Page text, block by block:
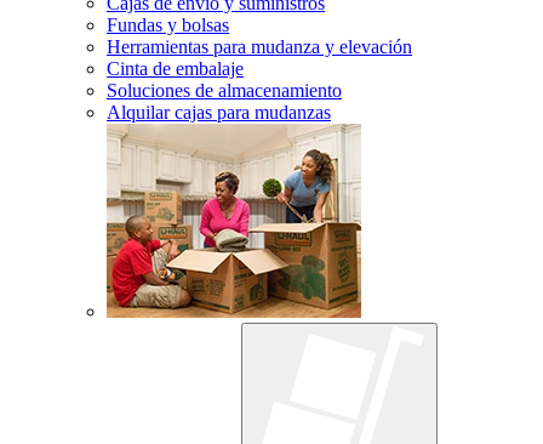
Fundas y bolsas
Herramientas para mudanza y elevación
Cinta de embalaje
Soluciones de almacenamiento
Alquilar cajas para mudanzas